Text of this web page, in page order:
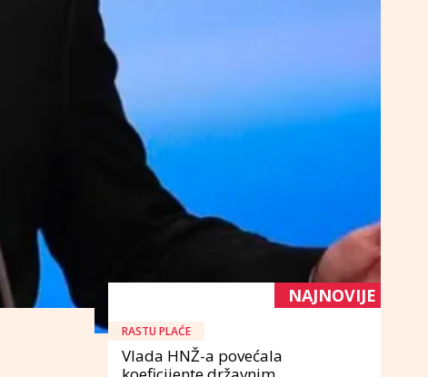
NAJNOVIJE
RASTU PLAĆE
Vlada HNŽ-a povećala